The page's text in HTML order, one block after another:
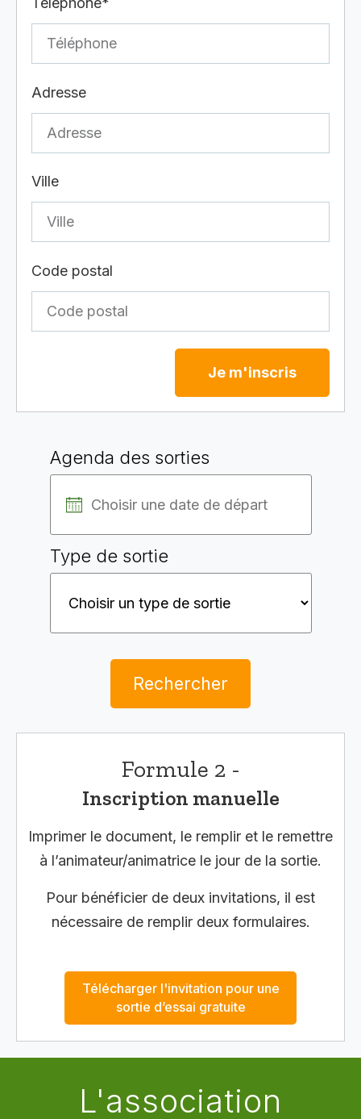
Adresse
Ville
Code postal
Je m'inscris
Agenda des sorties
Type de sortie
Rechercher
Formule 2 -
Inscription manuelle
Imprimer le document, le remplir et le remettre
à l’animateur/animatrice le jour de la sortie.
Pour bénéficier de deux invitations, il est
nécessaire de remplir deux formulaires.
Télécharger l'invitation pour une
sortie d’essai gratuite
L'association